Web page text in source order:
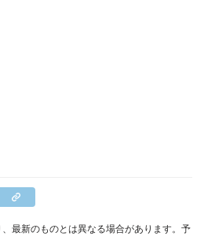
最新のものとは異なる場合があります。予